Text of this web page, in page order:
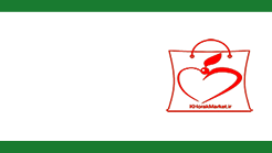
رد
محتوا